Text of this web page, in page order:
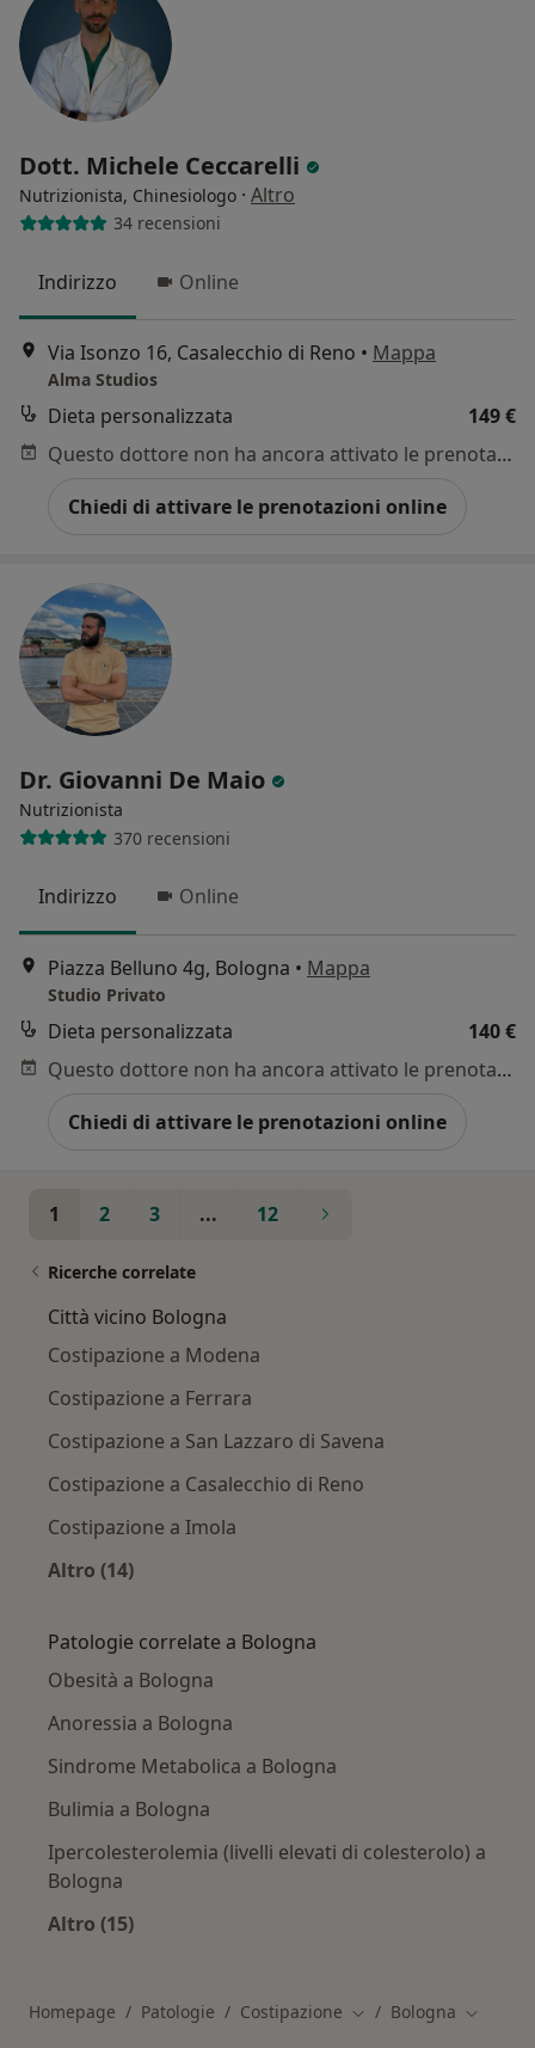
Dott. Michele Ceccarelli
Nutrizionista, Chinesiologo · Altro
34 recensioni
Indirizzo Online
Via Isonzo 16, Casalecchio di Reno • Mappa
Alma Studios
Dieta personalizzata
149 €
Questo dottore non ha ancora attivato le prenotazioni online presso questo indirizzo.
Chiedi di attivare le prenotazioni online
Dr. Giovanni De Maio
Nutrizionista
370 recensioni
Indirizzo Online
Piazza Belluno 4g, Bologna • Mappa
Studio Privato
Dieta personalizzata
140 €
Questo dottore non ha ancora attivato le prenotazioni online presso questo indirizzo.
Chiedi di attivare le prenotazioni online
1 2 3 ... 12
Ricerche correlate
Città vicino Bologna
Costipazione a Modena
Costipazione a Ferrara
Costipazione a San Lazzaro di Savena
Costipazione a Casalecchio di Reno
Costipazione a Imola
Altro (14)
Patologie correlate a Bologna
Obesità a Bologna
Anoressia a Bologna
Sindrome Metabolica a Bologna
Bulimia a Bologna
Ipercolesterolemia (livelli elevati di colesterolo) a
Bologna
Altro (15)
Homepage Patologie Costipazione Cambia città
Bologna Cambia